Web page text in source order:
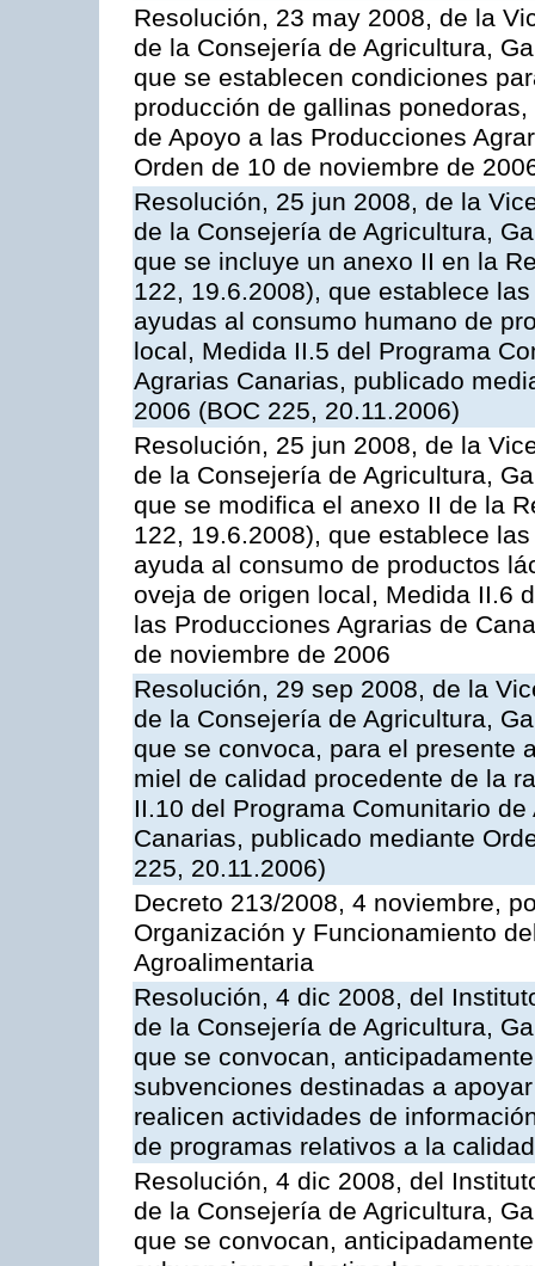
Resolución, 23 may 2008, de la
de la Consejería de Agricultura,
que se establecen condiciones
producción de gallinas
de Apoyo a las Producciones
Orden de 10 de noviembre de
Resolución, 25 jun 2008, de la
de la Consejería de Agricultura,
que se incluye un anexo II en la
122, 19.6.2008), que establece
ayudas al consumo humano de
local, Medida II.5 del Programa
Agrarias Canarias, publicado
2006 (BOC 225, 20.11.2006)
Resolución, 25 jun 2008, de la
de la Consejería de Agricultura,
que se modifica el anexo II de la
122, 19.6.2008), que establece
ayuda al consumo de productos
oveja de origen local, Medida II.6
las Producciones Agrarias de
de noviembre de 2006
Resolución, 29 sep 2008, de la
de la Consejería de Agricultura,
que se convoca, para el presente
miel de calidad procedente de la
II.10 del Programa Comunitario
Canarias, publicado mediante
225, 20.11.2006)
Decreto 213/2008, 4 noviembre,
Organización y Funcionamiento
Agroalimentaria
Resolución, 4 dic 2008, del
de la Consejería de Agricultura,
que se convocan,
subvenciones destinadas a
realicen actividades de
de programas relativos a la
Resolución, 4 dic 2008, del
de la Consejería de Agricultura,
que se convocan,